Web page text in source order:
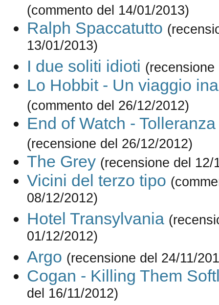
(commento del 14/01/2013)
Ralph Spaccatutto
13/01/2013)
I due soliti idioti
Lo Hobbit - Un viaggio
(commento del 26/12/2012)
End of Watch -
(recensione del 26/12/2012)
The Grey (recensione del 12/
Vicini del terzo tipo
08/12/2012)
Hotel Transylvania
01/12/2012)
Argo (recensione del 24/11/
Cogan - Killing Them
del 16/11/2012)